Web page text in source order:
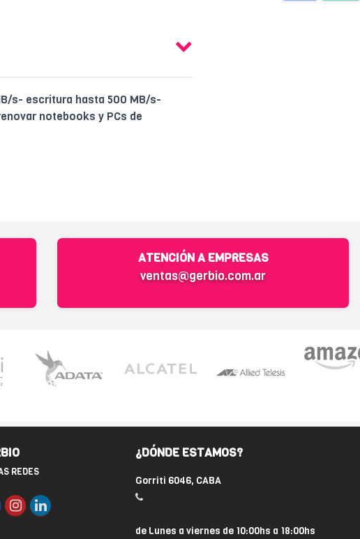
s- escritura hasta 500 MB/s-
notebooks y PCs de
ATENCIÓN A EMPRESAS
ventas@gerbio.com.ar
REDES
¿DÓNDE ESTAMOS?
Gorriti 6046, CABA
de Lunes a viernes de 10:00hs a 18:00hs